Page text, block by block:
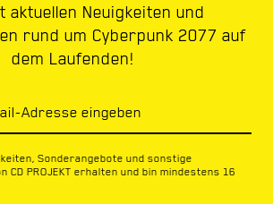
aktuellen Neuigkeiten und
rund um Cyberpunk 2077 auf
dem Laufenden!
Adresse eingeben
Sonderangebote und sonstige
CD PROJEKT erhalten und bin mindestens 16